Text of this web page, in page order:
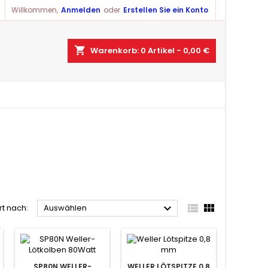
Willkommen, Anmelden oder Erstellen Sie ein Konto
shopping_cart Warenkorb: 0 Artikel - 0,00 €
nach: Auswählen   